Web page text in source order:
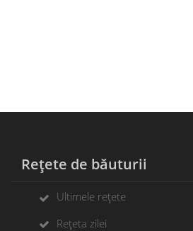
Rețete de băuturii
Ultimele rețete
Rețeta zilei